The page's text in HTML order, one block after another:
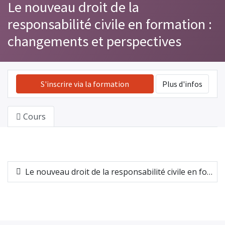
Le nouveau droit de la
responsabilité civile en formation :
changements et perspectives
S'inscrire via la formation Plus d'infos
Cours
Le nouveau droit de la responsabilité civile en formation